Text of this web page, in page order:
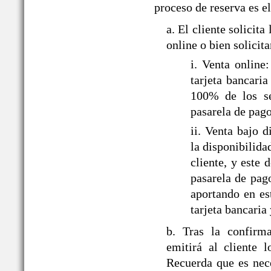
proceso de reserva es
a. El cliente solicita
online o bien
i. Venta
tarjeta
100% de los
pasarela de
ii. Venta bajo
la
cliente, y este
pasarela de
aportando en
tarjeta bancaria
b. Tras la
emitirá al cliente
Recuerda que es